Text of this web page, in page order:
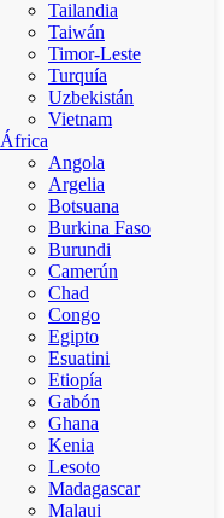
Tailandia
Taiwán
Timor-Leste
Turquía
Uzbekistán
Vietnam
África
Angola
Argelia
Botsuana
Burkina Faso
Burundi
Camerún
Chad
Congo
Egipto
Esuatini
Etiopía
Gabón
Ghana
Kenia
Lesoto
Madagascar
Malaui